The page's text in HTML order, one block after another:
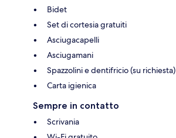
Bidet
Set di cortesia gratuiti
Asciugacapelli
Asciugamani
Spazzolini e dentifricio (su richiesta)
Carta igienica
Sempre in contatto
Scrivania